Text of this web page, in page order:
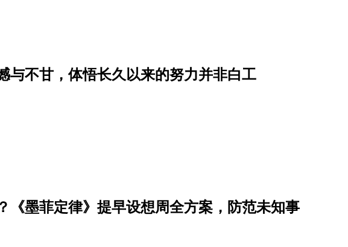
与不甘，体悟长久以来的努力并非白工
《墨菲定律》提早设想周全方案，防范未知事